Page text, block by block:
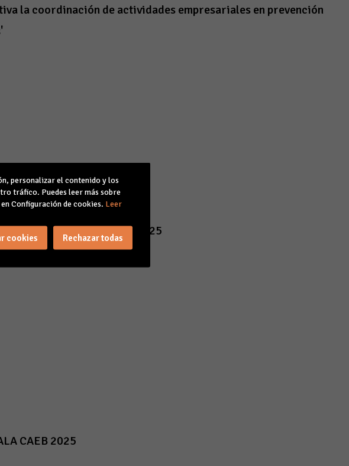
la coordinación de actividades empresariales en prevención
y premios GALA CAEB 2025
CAEB 2025
personalizar el contenido y los
tráfico. Puedes leer más sobre
Configuración de cookies. Leer
cookies Rechazar todas